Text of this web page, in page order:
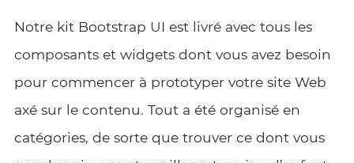
Notre kit Bootstrap UI est livré avec tous les
composants et widgets dont vous avez besoin
pour commencer à prototyper votre site Web
axé sur le contenu. Tout a été organisé en
catégories, de sorte que trouver ce dont vous